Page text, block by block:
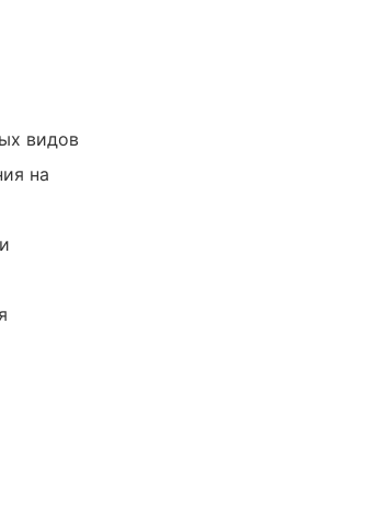
видов
на